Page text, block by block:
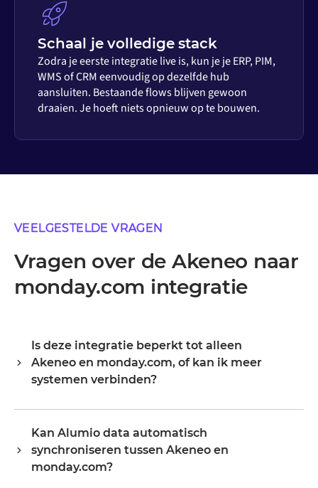
Schaal je volledige stack
Zodra je eerste integratie live is, kun je je ERP, PIM,
WMS of CRM eenvoudig op dezelfde hub
aansluiten. Bestaande flows blijven gewoon
draaien. Je hoeft niets opnieuw op te bouwen.
VEELGESTELDE VRAGEN
Vragen over de Akeneo naar
monday.com integratie
Is deze integratie beperkt tot alleen
Akeneo en monday.com, of kan ik meer
systemen verbinden?
verbonden zijn, breid je hetzelfde platform uit naar je
ERP, PIM, WMS, CRM of een ander systeem in je
landschap, waarbij je bestaande configuratie
Kan Alumio data automatisch
synchroniseren tussen Akeneo en
monday.com?